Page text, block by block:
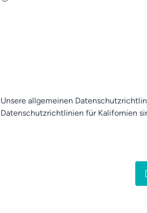
Unsere allgemeinen
Datenschutzrichtlinien für Kalifornien